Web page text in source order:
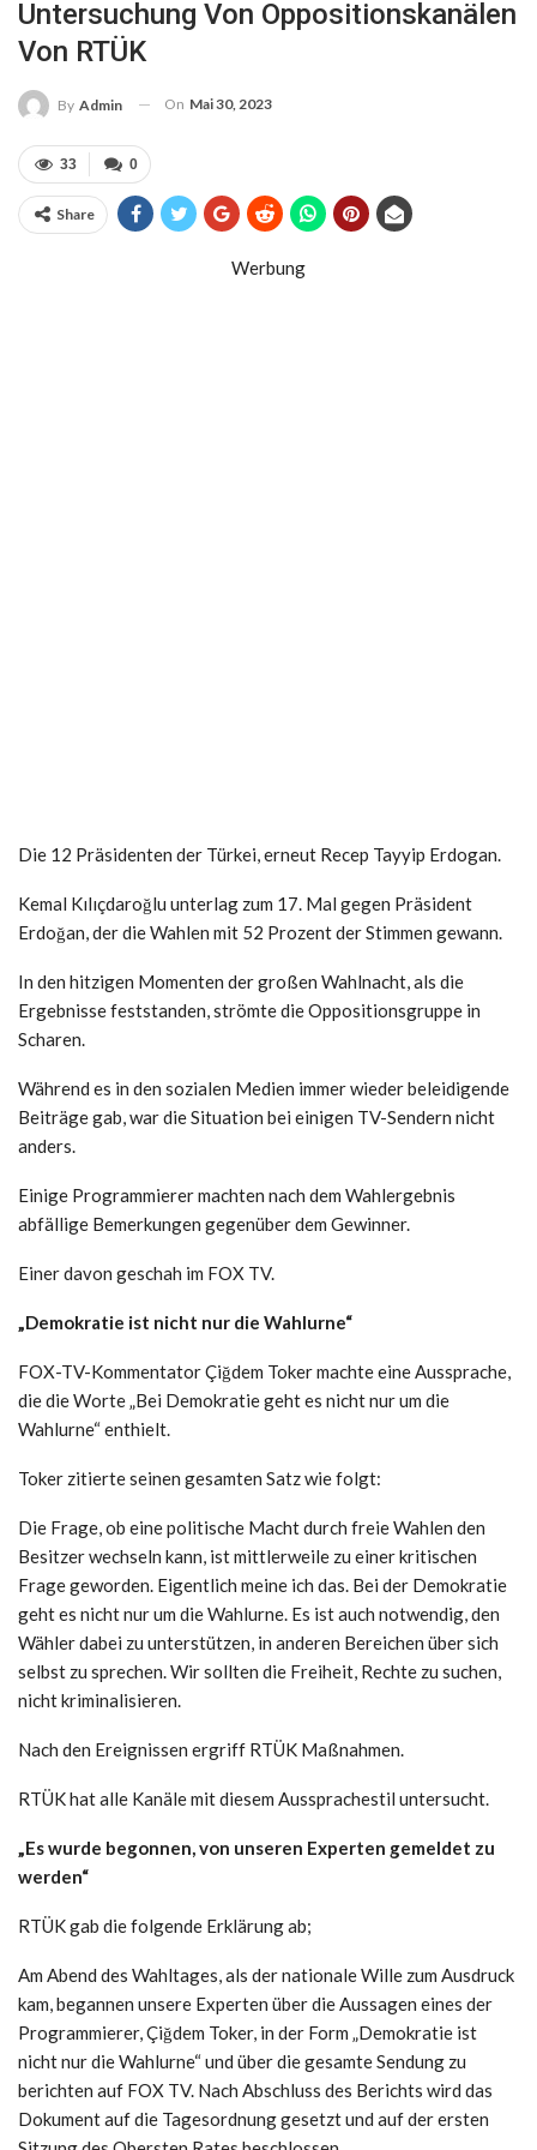
Untersuchung Von Oppositionskanälen
Von RTÜK
By Admin On Mai 30, 2023
0
33
Share
Werbung
Die 12 Präsidenten der Türkei, erneut Recep Tayyip Erdogan.
Kemal Kılıçdaroğlu unterlag zum 17. Mal gegen Präsident
Erdoğan, der die Wahlen mit 52 Prozent der Stimmen gewann.
In den hitzigen Momenten der großen Wahlnacht, als die
Ergebnisse feststanden, strömte die Oppositionsgruppe in
Scharen.
Während es in den sozialen Medien immer wieder beleidigende
Beiträge gab, war die Situation bei einigen TV-Sendern nicht
anders.
Einige Programmierer machten nach dem Wahlergebnis
abfällige Bemerkungen gegenüber dem Gewinner.
Einer davon geschah im FOX TV.
„Demokratie ist nicht nur die Wahlurne“
FOX-TV-Kommentator Çiğdem Toker machte eine Aussprache,
die die Worte „Bei Demokratie geht es nicht nur um die
Wahlurne“ enthielt.
Toker zitierte seinen gesamten Satz wie folgt:
Die Frage, ob eine politische Macht durch freie Wahlen den
Besitzer wechseln kann, ist mittlerweile zu einer kritischen
Frage geworden. Eigentlich meine ich das. Bei der Demokratie
geht es nicht nur um die Wahlurne. Es ist auch notwendig, den
Wähler dabei zu unterstützen, in anderen Bereichen über sich
selbst zu sprechen. Wir sollten die Freiheit, Rechte zu suchen,
nicht kriminalisieren.
Nach den Ereignissen ergriff RTÜK Maßnahmen.
RTÜK hat alle Kanäle mit diesem Aussprachestil untersucht.
„Es wurde begonnen, von unseren Experten gemeldet zu
werden“
RTÜK gab die folgende Erklärung ab;
Am Abend des Wahltages, als der nationale Wille zum Ausdruck
kam, begannen unsere Experten über die Aussagen eines der
Programmierer, Çiğdem Toker, in der Form „Demokratie ist
nicht nur die Wahlurne“ und über die gesamte Sendung zu
berichten auf FOX TV. Nach Abschluss des Berichts wird das
Dokument auf die Tagesordnung gesetzt und auf der ersten